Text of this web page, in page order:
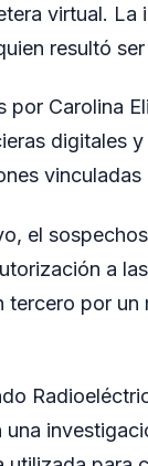
virtual. La
resultó
por Carolina
digitales
vinculadas
el
a
tercero por